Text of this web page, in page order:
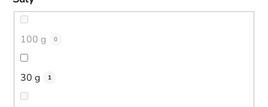
100 g 0
30 g 1